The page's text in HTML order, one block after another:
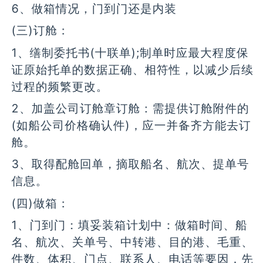
6、做箱情况，门到门还是内装
(三)订舱：
1、缮制委托书(十联单);制单时应最大程度保
证原始托单的数据正确、相符性，以减少后续
过程的频繁更改。
2、加盖公司订舱章订舱：需提供订舱附件的
(如船公司价格确认件)，应一并备齐方能去订
舱。
3、取得配舱回单，摘取船名、航次、提单号
信息。
(四)做箱：
1、门到门：填妥装箱计划中：做箱时间、船
名、航次、关单号、中转港、目的港、毛重、
件数、体积、门点、联系人、电话等要因，先